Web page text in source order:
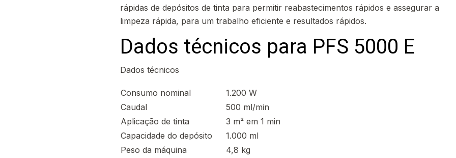
rápidas de depósitos de tinta para permitir reabastecimentos rápidos e assegurar a
limpeza rápida, para um trabalho eficiente e resultados rápidos.
Dados técnicos para PFS 5000 E
Dados técnicos
Consumo nominal
1.200 W
Caudal
500 ml/min
Aplicação de tinta
3 m² em 1 min
Capacidade do depósito
1.000 ml
Peso da máquina
4,8 kg